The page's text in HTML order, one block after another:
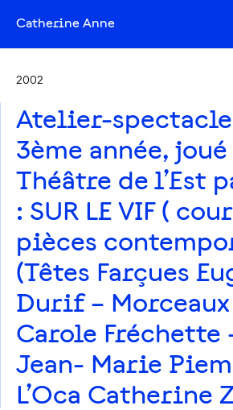
Catherine Anne
2002
Atelier-
3ème année, joué
Théâtre de l’Est
: SUR LE VIF (
pièces
(Têtes Farçues
Durif –
Carole Fréchette
Jean- Marie
L’Oca Catherine